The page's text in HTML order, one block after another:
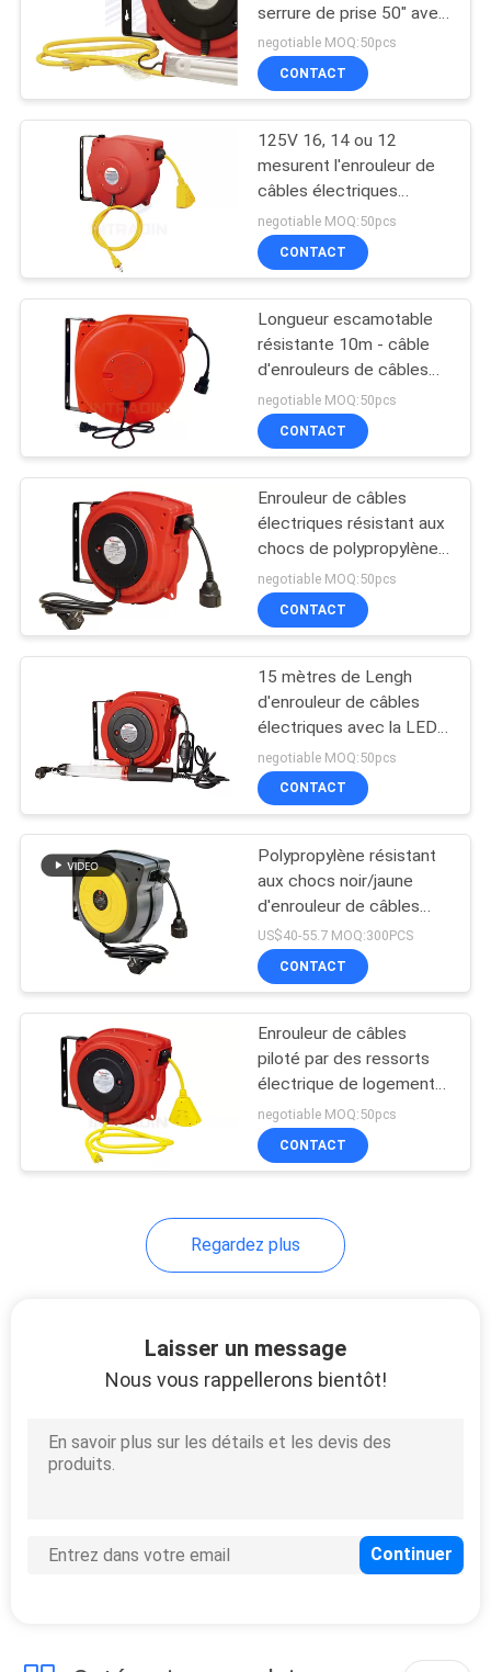
NOUS
CONTACTER
NOUVELLES
DEMANDER
DEVIS
PLAN
SITE
PRIVACY
POLICY
serrure de prise 50" avec
la lampe 11W
fluorescente
negotiable MOQ:50pcs
CONTACT
125V 16, 14 ou 12
mesurent l'enrouleur de
câbles électriques
escamotable pour
d'intérieur/extérieur
negotiable MOQ:50pcs
CONTACT
Longueur escamotable
résistante 10m - câble
d'enrouleurs de câbles
électriques de preuve
d'huile de 15m
negotiable MOQ:50pcs
CONTACT
Enrouleur de câbles
électriques résistant aux
chocs de polypropylène
avec le rouge de briseur
de charge finie
negotiable MOQ:50pcs
CONTACT
15 mètres de Lengh
d'enrouleur de câbles
électriques avec la LED
et la lampe fluorescente
de travail
negotiable MOQ:50pcs
CONTACT
Polypropylène résistant
aux chocs noir/jaune
d'enrouleur de câbles
électriques de 15m/de
20m
US$40-55.7 MOQ:300PCS
CONTACT
Enrouleur de câbles
piloté par des ressorts
électrique de logement
en plastique avec
l'ajustement de double
de Ratch
negotiable MOQ:50pcs
CONTACT
Regardez plus
Laisser un message
Nous vous rappellerons bientôt!